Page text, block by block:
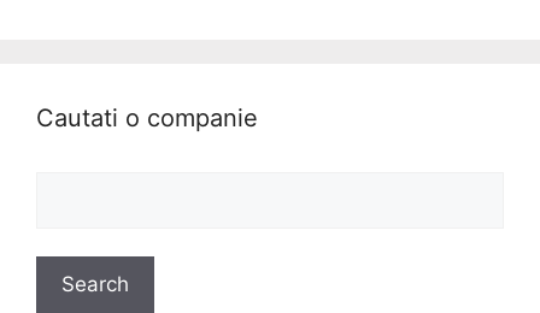
Cautati o companie